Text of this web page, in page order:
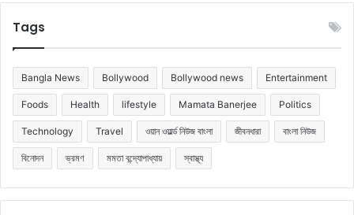
Tags
Bangla News Bollywood Bollywood news Entertainment
Foods Health lifestyle Mamata Banerjee Politics
Technology Travel ওয়ান ওয়ার্ল্ড নিউজ বাংলা জীবনধারা বাংলা নিউজ
বিনোদন ভ্রমণ মমতা বন্দ্যোপাধ্যায় স্বাস্থ্য